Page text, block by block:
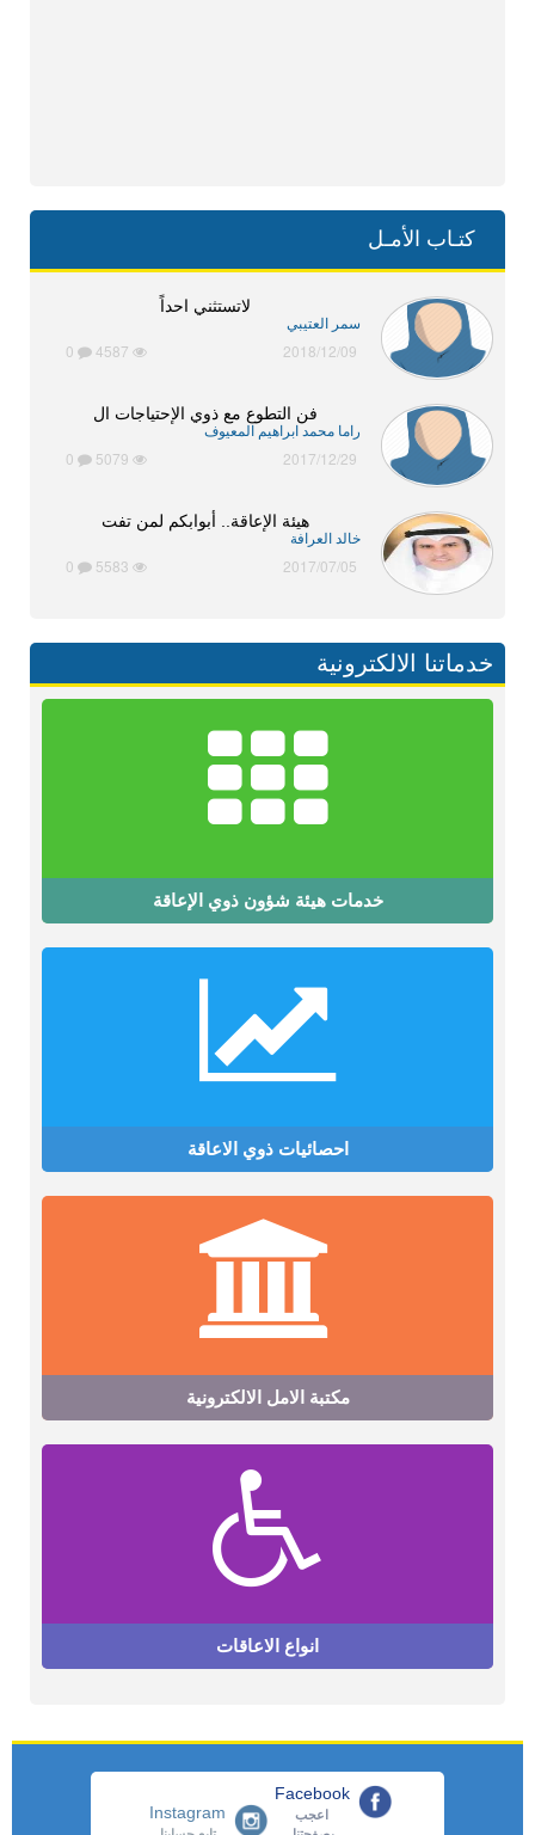
كتـاب الأمـل
لاتستثني احداً
سمر العتيبي
2018/12/09
فن التطوع مع ذوي الإحتياجات ال
راما محمد ابراهيم المعيوف
2017/12/29
هيئة الإعاقة.. أبوابكم لمن تفت
خالد العرافة
2017/07/05
خدماتنا الالكترونية
خدمات هيئة شؤون ذوي الإعاقة
احصائيات ذوي الاعاقة
مكتبة الامل الالكترونية
انواع الاعاقات
Facebook
اعجب
Instagram